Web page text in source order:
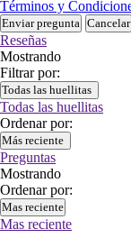
Términos y
Enviar pregunta Cancelar
Reseñas
Mostrando
Filtrar por:
Todas las huellitas
Todas las huellitas
Ordenar por:
Más reciente
Preguntas
Mostrando
Ordenar por:
Mas reciente
Mas reciente